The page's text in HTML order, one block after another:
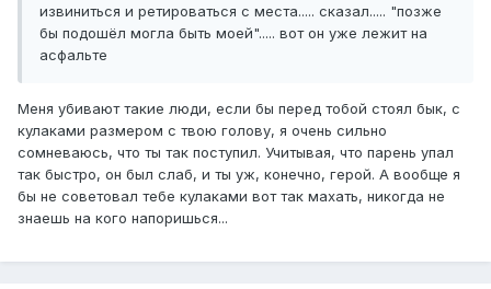
извиниться и ретироваться с места..... сказал..... "позже
бы подошёл могла быть моей"..... вот он уже лежит на
асфальте
Меня убивают такие люди, если бы перед тобой стоял бык, с
кулаками размером с твою голову, я очень сильно
сомневаюсь, что ты так поступил. Учитывая, что парень упал
так быстро, он был слаб, и ты уж, конечно, герой. А вообще я
бы не советовал тебе кулаками вот так махать, никогда не
знаешь на кого напоришься...